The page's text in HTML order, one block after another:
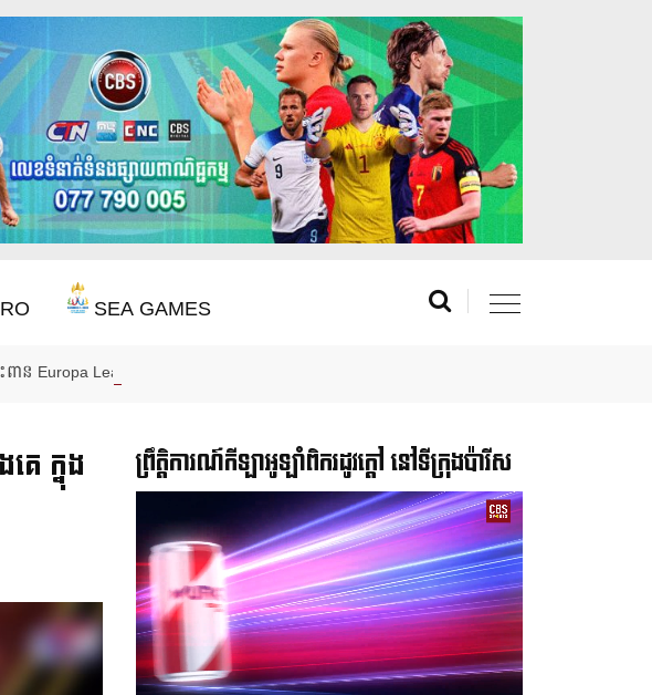
SEA GAMES
ន Europa League
េ ក្នុង
ព្រឹត្តិការណ៍កីឡាអូឡាំពិករដូវក្ដៅ នៅទីក្រុងប៉ារីស